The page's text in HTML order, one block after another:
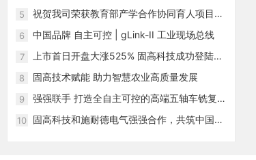
奖”
5
祝贺我司荣获教育部产学合作协同育人项目
“积极贡献企业”
6 中国品牌 自主可控 | gLink-II 工业现场总线
7
上市首日开盘大涨525% 固高科技成功登陆创
业板
8 固高技术赋能 助力智慧农业高质量发展
9
强强联手 打造全自主可控的高端五轴车铣复合
技术
10
固高科技和施耐德电气强强合作，共筑中国创